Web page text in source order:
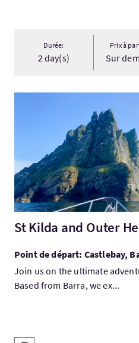
Durée:
2 day(s)
Prix à
Sur
St Kilda and Outer
Point de départ: Castlebay,
Join us on the ultimate
Based from Barra, we ex...